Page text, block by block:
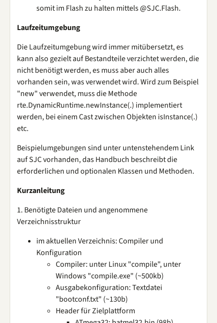
somit im Flash zu halten mittels @SJC.Flash.
Laufzeitumgebung
Die Laufzeitumgebung wird immer mitübersetzt, es
kann also gezielt auf Bestandteile verzichtet werden, die
nicht benötigt werden, es muss aber auch alles
vorhanden sein, was verwendet wird. Wird zum Beispiel
"new" verwendet, muss die Methode
rte.DynamicRuntime.newInstance(.) implementiert
werden, bei einem Cast zwischen Objekten isInstance(.)
etc.
Beispielumgebungen sind unter untenstehendem Link
auf SJC vorhanden, das Handbuch beschreibt die
erforderlichen und optionalen Klassen und Methoden.
Kurzanleitung
1. Benötigte Dateien und angenommene
Verzeichnisstruktur
im aktuellen Verzeichnis: Compiler und
Konfiguration
Compiler: unter Linux "compile", unter
Windows "compile.exe" (~500kb)
Ausgabekonfiguration: Textdatei
"bootconf.txt" (~130b)
Header für Zielplattform